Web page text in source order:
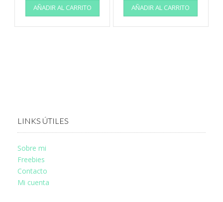
AÑADIR AL CARRITO AÑADIR AL CARRITO
LINKS ÚTILES
Sobre mi
Freebies
Contacto
Mi cuenta